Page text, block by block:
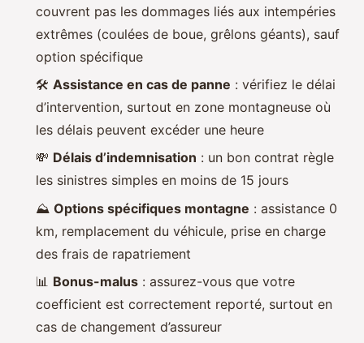
couvrent pas les dommages liés aux intempéries
extrêmes (coulées de boue, grêlons géants), sauf
option spécifique
🛠️ Assistance en cas de panne : vérifiez le délai
d’intervention, surtout en zone montagneuse où
les délais peuvent excéder une heure
💸 Délais d’indemnisation : un bon contrat règle
les sinistres simples en moins de 15 jours
⛰️ Options spécifiques montagne : assistance 0
km, remplacement du véhicule, prise en charge
des frais de rapatriement
📊 Bonus-malus : assurez-vous que votre
coefficient est correctement reporté, surtout en
cas de changement d’assureur